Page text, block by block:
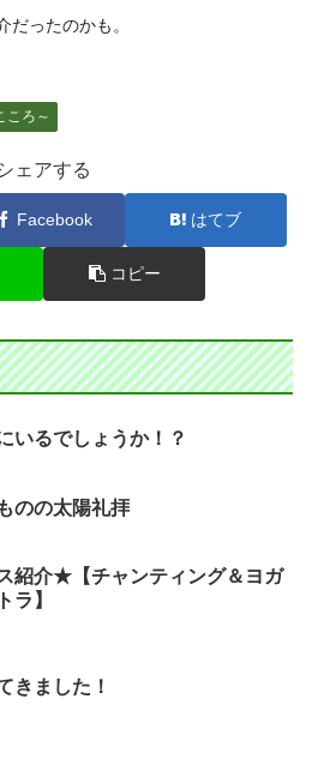
だったのかも。
ころ～
ェアする
Facebook はてブ
コピー
いるでしょうか！？
のの太陽礼拝
紹介★【チャンティング＆ヨガ
ラ】
きました！